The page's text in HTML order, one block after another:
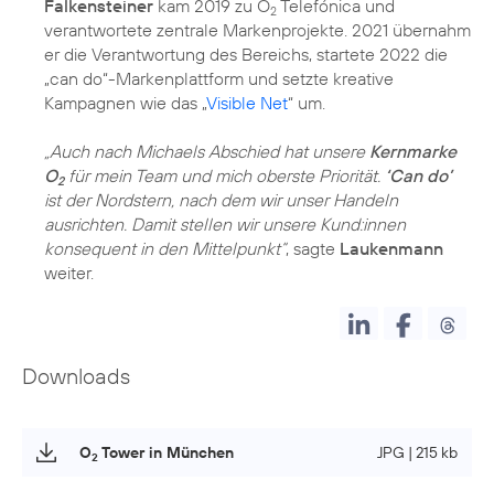
Falkensteiner kam 2019 zu O2 Telefónica und
verantwortete zentrale Markenprojekte. 2021 übernahm
er die Verantwortung des Bereichs, startete 2022 die
„can do“-Markenplattform und setzte kreative
Kampagnen wie das „Visible Net“ um.
„Auch nach Michaels Abschied hat unsere Kernmarke
O2für mein Team und mich oberste Priorität. ‘Can do’
ist der Nordstern, nach dem wir unser Handeln
ausrichten. Damit stellen wir unsere Kund:innen
konsequent in den Mittelpunkt“, sagte Laukenmann
weiter.
Downloads
O2 Tower in München JPG | 215 kb